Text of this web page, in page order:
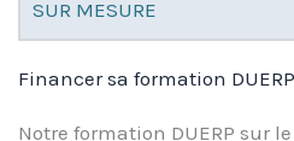
SUR MESURE
Financer sa formation DUERP
Notre formation DUERP sur